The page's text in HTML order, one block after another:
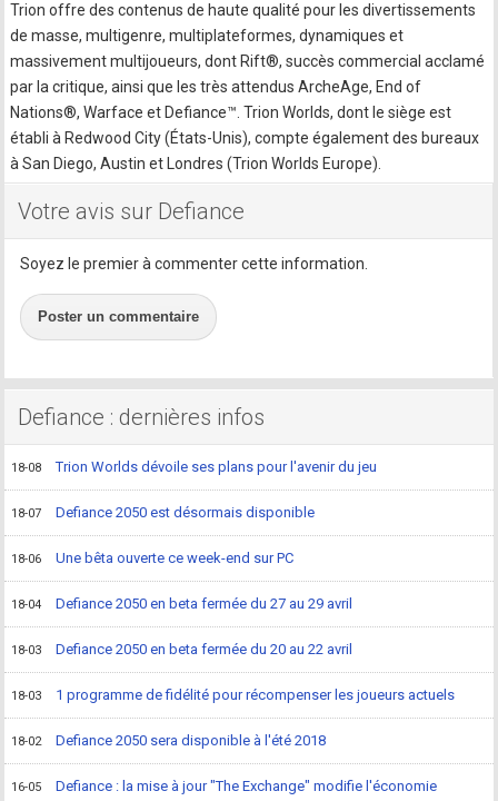
Trion offre des contenus de haute qualité pour les divertissements
de masse, multigenre, multiplateformes, dynamiques et
massivement multijoueurs, dont Rift®, succès commercial acclamé
par la critique, ainsi que les très attendus ArcheAge, End of
Nations®, Warface et Defiance™. Trion Worlds, dont le siège est
établi à Redwood City (États-Unis), compte également des bureaux
à San Diego, Austin et Londres (Trion Worlds Europe).
Votre avis sur Defiance
Soyez le premier à commenter cette information.
Poster un commentaire
Defiance : dernières infos
18-08 Trion Worlds dévoile ses plans pour l'avenir du jeu
18-07 Defiance 2050 est désormais disponible
18-06 Une bêta ouverte ce week-end sur PC
18-04 Defiance 2050 en beta fermée du 27 au 29 avril
18-03 Defiance 2050 en beta fermée du 20 au 22 avril
18-03 1 programme de fidélité pour récompenser les joueurs actuels
18-02 Defiance 2050 sera disponible à l'été 2018
16-05 Defiance : la mise à jour "The Exchange" modifie l'économie